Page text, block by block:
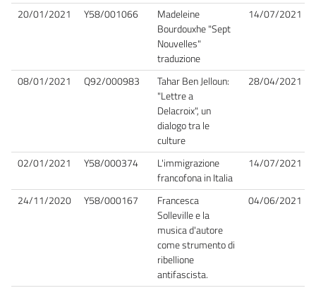
20/01/2021 Y58/001066
Madeleine
Bourdouxhe "Sept
Nouvelles"
traduzione
14/07/2021
08/01/2021 Q92/000983
Tahar Ben Jelloun:
"Lettre a
Delacroix", un
dialogo tra le
culture
28/04/2021
02/01/2021 Y58/000374
L'immigrazione
francofona in Italia
14/07/2021
24/11/2020 Y58/000167
Francesca
Solleville e la
musica d'autore
come strumento di
ribellione
antifascista.
04/06/2021